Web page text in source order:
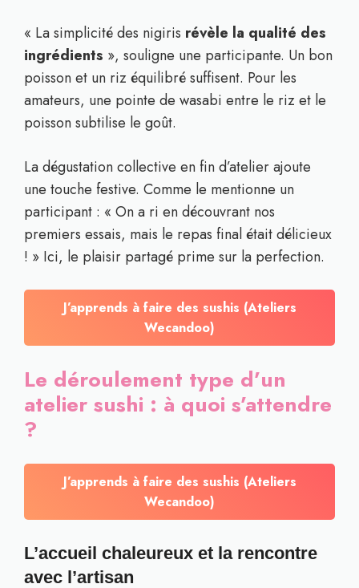
« La simplicité des nigiris révèle la qualité des
ingrédients », souligne une participante. Un bon
poisson et un riz équilibré suffisent. Pour les
amateurs, une pointe de wasabi entre le riz et le
poisson subtilise le goût.
La dégustation collective en fin d’atelier ajoute
une touche festive. Comme le mentionne un
participant : « On a ri en découvrant nos
premiers essais, mais le repas final était délicieux
! » Ici, le plaisir partagé prime sur la perfection.
J’apprends à faire des sushis (Ateliers
Wecandoo)
Le déroulement type d’un
atelier sushi : à quoi s’attendre
?
J’apprends à faire des sushis (Ateliers
Wecandoo)
L’accueil chaleureux et la rencontre
avec l’artisan